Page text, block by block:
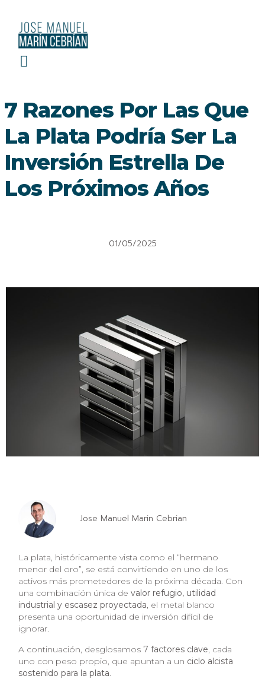
7 Razones Por Las Que
La Plata Podría Ser La
Inversión Estrella De
Los Próximos Años
01/05/2025
Jose Manuel Marin Cebrian
La plata, históricamente vista como el “hermano
menor del oro”, se está convirtiendo en uno de los
activos más prometedores de la próxima década. Con
una combinación única devalor refugio, utilidad
industrial y escasez proyectada, el metal blanco
presenta una oportunidad de inversión difícil de
ignorar.
A continuación, desglosamos 7 factores clave, cada
uno con peso propio, que apuntan a un ciclo alcista
sostenido para la plata.